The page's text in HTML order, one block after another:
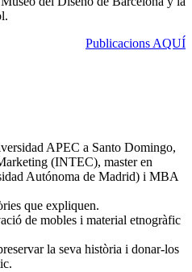
Publicacions AQUÍ
APEC a Santo Domingo,
(INTEC), master en
Autónoma de Madrid) i MBA
que expliquen.
de mobles i material etnogràfic
la seva història i donar-los